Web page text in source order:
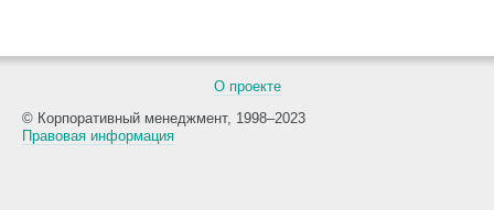
О проекте
© Корпоративный менеджмент, 1998–2023
Правовая информация